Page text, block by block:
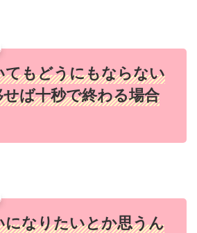
てもどうにもならない
ば十秒で終わる場合
になりたいとか思うん